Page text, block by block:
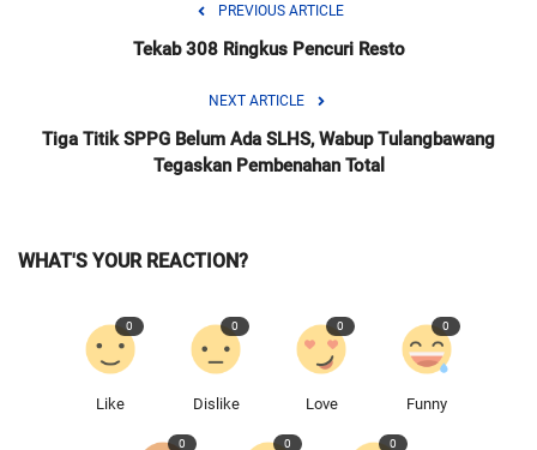
PREVIOUS ARTICLE
Tekab 308 Ringkus Pencuri Resto
NEXT ARTICLE
Tiga Titik SPPG Belum Ada SLHS, Wabup Tulangbawang
Tegaskan Pembenahan Total
WHAT'S YOUR REACTION?
Like
0
Dislike
0
Love
0
Funny
0
0 0 0